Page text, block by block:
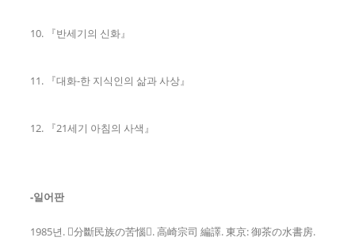
『반세기의 신화』
『대화-한 지식인의 삶과 사상』
『21세기 아침의 사색』
-일어판
1985년. 󰡔分斷民族の苦惱󰡕. 高崎宗司 編譯. 東京: 御茶の水書房.